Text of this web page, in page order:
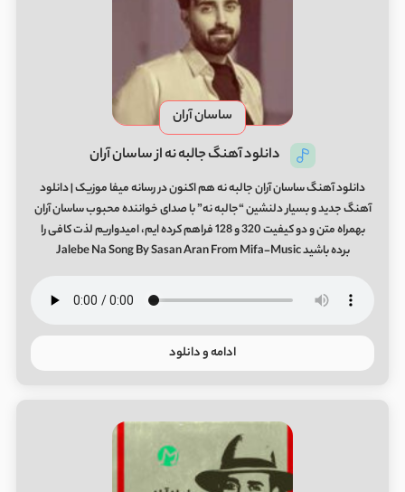
ساسان آران
دانلود آهنگ جالبه نه از ساسان آران
دانلود آهنگ ساسان آران جالبه نه هم اکنون در رسانه میفا موزیک | دانلود
آهنگ جدید و بسیار دلنشین “جالبه نه” با صدای خواننده محبوب ساسان آران
بهمراه متن و دو کیفیت 320 و 128 فراهم کرده ایم، امیدواریم لذت کافی را
برده باشید Jalebe Na Song By Sasan Aran From Mifa-Music
ادامه و دانلود